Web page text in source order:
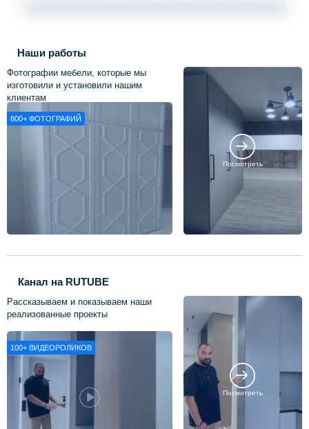
Наши работы
Фотографии мебели, которые мы
изготовили и установили нашим
клиентам
800+ ФОТОГРАФИЙ
Посмотреть
Канал на RUTUBE
Рассказываем и показываем наши
реализованные проекты
100+ ВИДЕОРОЛИКОВ
Посмотреть